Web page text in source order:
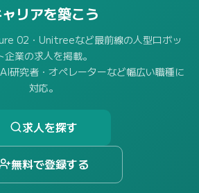
リアを築こう
02・Unitreeなど最前線の人型ロボッ
企業の求人を掲載。
研究者・オペレーターなど幅広い職種に
対応。
求人を探す
無料で登録する